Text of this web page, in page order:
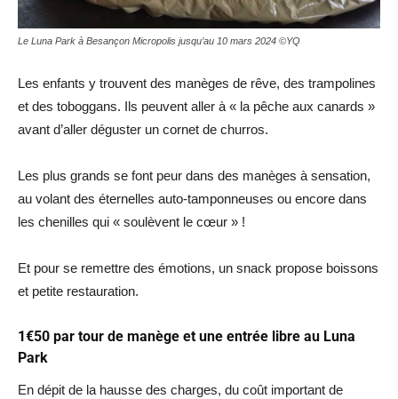
Le Luna Park à Besançon Micropolis jusqu’au 10 mars 2024 ©YQ
Les enfants y trouvent des manèges de rêve, des trampolines
et des toboggans. Ils peuvent aller à « la pêche aux canards »
avant d’aller déguster un cornet de churros.
Les plus grands se font peur dans des manèges à sensation,
au volant des éternelles auto-tamponneuses ou encore dans
les chenilles qui « soulèvent le cœur » !
Et pour se remettre des émotions, un snack propose boissons
et petite restauration.
1€50 par tour de manège et une entrée libre au Luna
Park
En dépit de la hausse des charges, du coût important de